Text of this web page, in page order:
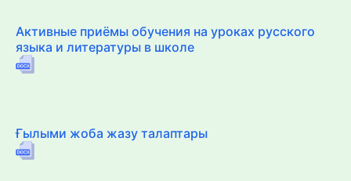
Активные приёмы обучения на уроках русского
языка и литературы в школе
Ғылыми жоба жазу талаптары